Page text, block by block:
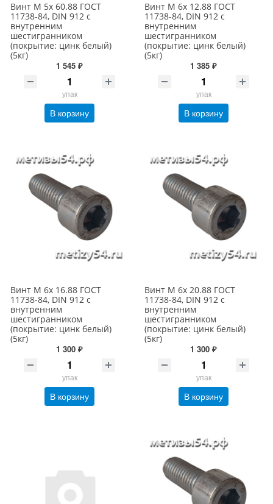
Винт М 5х 60.88 ГОСТ
11738-84, DIN 912 с
внутренним
шестигранником
(покрытие: цинк белый)
(5кг)
1 545 ₽
упак
В корзину
Винт М 6х 12.88 ГОСТ
11738-84, DIN 912 с
внутренним
шестигранником
(покрытие: цинк белый)
(5кг)
1 385 ₽
упак
В корзину
Винт М 6х 16.88 ГОСТ
11738-84, DIN 912 с
внутренним
шестигранником
(покрытие: цинк белый)
(5кг)
1 300 ₽
упак
В корзину
Винт М 6х 20.88 ГОСТ
11738-84, DIN 912 с
внутренним
шестигранником
(покрытие: цинк белый)
(5кг)
1 300 ₽
упак
В корзину